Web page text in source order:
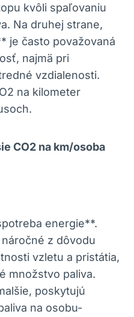
kvôli spaľovaniu
Na druhej strane,
je často považovaná
najmä pri
vzdialenosti.
na kilometer
CO2 na km/osoba
energie**.
z dôvodu
vzletu a pristátia,
množstvo paliva.
poskytujú
na osobu-